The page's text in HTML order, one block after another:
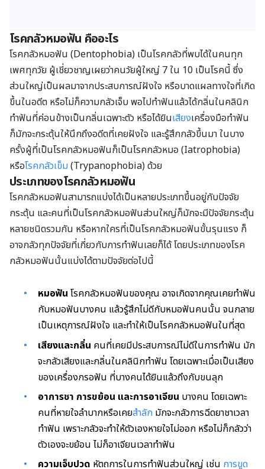
โรคกลัวหมอฟัน คืออะไร
โรคกลัวหมอฟัน (Dentophobia) เป็นโรคกลัวที่พบได้ในคนทุก
เพศทุกวัย ผู้เชี่ยวชาญเผยว่าคนวัยผู้ใหญ่ 7 ใน 10 เป็นโรคนี้ ซึ่ง
ส่วนใหญ่เป็นผลมาจากประสบการณ์ฝังใจ หรือบาดแผลทางใจที่เกิด
ขึ้นในอดีต หรือไม่ก็ความกลัวเจ็บ พอไปทำฟันแล้วได้กลิ่นในคลินิก
ทำฟันที่ค่อนข้างเป็นกลิ่นเฉพาะตัว หรือได้ยินเสียงเครื่องมือทำฟัน
ก็มักจะกระตุ้นให้นึกถึงอดีตที่เคยฝังใจ และรู้สึกกลัวขึ้นมา ในบาง
ครั้งผู้ที่เป็นโรคกลัวหมอฟันก็เป็นโรคกลัวหมอ (Iatrophobia)
หรือโรคกลัวเข็ม (Trypanophobia) ด้วย
ประเภทของโรคกลัวหมอฟัน
โรคกลัวหมอฟันสามารถแบ่งได้เป็นหลายประเภทขึ้นอยู่กับปัจจัย
กระตุ้น และคนที่เป็นโรคกลัวหมอฟันส่วนใหญ่ก็มักจะมีปัจจัยกระตุ้น
หลายชนิดรวมกัน หรือหากใครที่เป็นโรคกลัวหมอฟันขั้นรุนแรง ก็
อาจกลัวทุกปัจจัยที่เกี่ยวกับการทำฟันเลยก็ได้ โดยประเภทของโรค
กลัวหมอฟันนั้นแบ่งได้ตามปัจจัยต่อไปนี้
หมอฟัน โรคกลัวหมอฟันของคุณ อาจเกิดจากคุณเคยทำฟัน
กับหมอฟันบางคน แล้วรู้สึกไม่ดีกับหมอฟันคนนั้น จนกลาย
เป็นเหตุการณ์ฝังใจ และทำให้เป็นโรคกลัวหมอฟันในที่สุด
เสียงและกลิ่น คนที่เคยมีประสบการณ์ไม่ดีในการทำฟัน มัก
จะกลัวเสียงและกลิ่นในคลินิกทำฟัน โดยเฉพาะเมื่อเป็นเสียง
ของเครื่องกรอฟัน ที่บางคนได้ยินแล้วถึงกับขนลุก
อาการชา การขย้อน และการอาเจียน บางคน โดยเฉพาะ
คนที่หายใจลำบากหรือเคยสำลัก มักจะกลัวการฉีดยาชาเวลา
ทำฟัน เพราะกลัวจะทำให้ตัวเองหายใจไม่ออก หรือไม่ก็กลัวว่า
ตัวเองจะขย้อน ไม่ก็อาเจียนเวลาทำฟัน
ความเจ็บปวด หัตถการในการทำฟันส่วนใหญ่ เช่น การขูด